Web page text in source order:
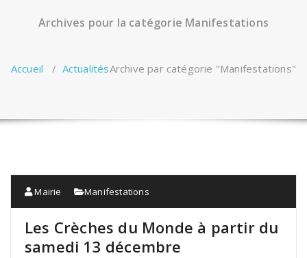
Archives pour la catégorie Manifestations
Accueil / ActualitésArchive par catégorie "Manifestations"
Mairie Manifestations
Les Crèches du Monde à partir du
samedi 13 décembre